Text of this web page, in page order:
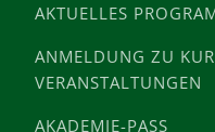
AKTUELLES
ANMELDUNG ZU
VERANSTALTUNGEN
AKADEMIE-PASS